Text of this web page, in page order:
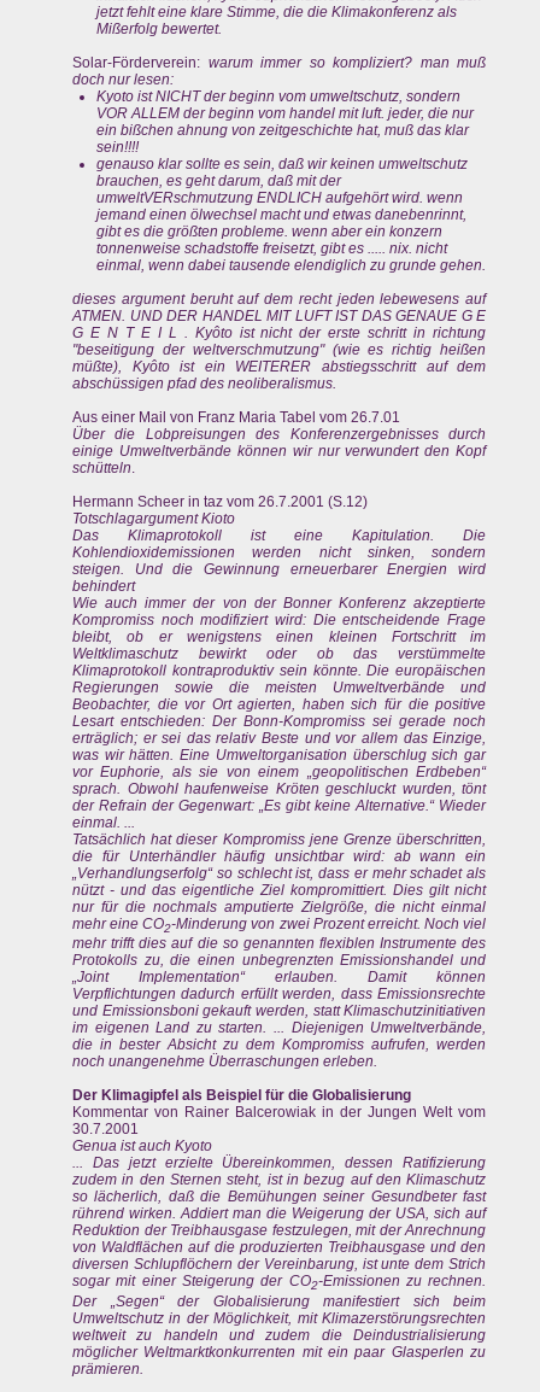
jetzt fehlt eine klare Stimme, die die Klimakonferenz als
Mißerfolg bewertet.
Solar-Förderverein: warum immer so kompliziert? man muß
doch nur lesen:
Kyoto ist NICHT der beginn vom umweltschutz, sondern
VOR ALLEM der beginn vom handel mit luft. jeder, die nur
ein bißchen ahnung von zeitgeschichte hat, muß das klar
sein!!!!
genauso klar sollte es sein, daß wir keinen umweltschutz
brauchen, es geht darum, daß mit der
umweltVERschmutzung ENDLICH aufgehört wird. wenn
jemand einen ölwechsel macht und etwas danebenrinnt,
gibt es die größten probleme. wenn aber ein konzern
tonnenweise schadstoffe freisetzt, gibt es ..... nix. nicht
einmal, wenn dabei tausende elendiglich zu grunde gehen.
dieses argument beruht auf dem recht jeden lebewesens auf
ATMEN. UND DER HANDEL MIT LUFT IST DAS GENAUE G E
G E N T E I L . Kyôto ist nicht der erste schritt in richtung
"beseitigung der weltverschmutzung" (wie es richtig heißen
müßte), Kyôto ist ein WEITERER abstiegsschritt auf dem
abschüssigen pfad des neoliberalismus.
Aus einer Mail von Franz Maria Tabel vom 26.7.01
Über die Lobpreisungen des Konferenzergebnisses durch
einige Umweltverbände können wir nur verwundert den Kopf
schütteln.
Hermann Scheer in taz vom 26.7.2001 (S.12)
Totschlagargument Kioto
Das Klimaprotokoll ist eine Kapitulation. Die
Kohlendioxidemissionen werden nicht sinken, sondern
steigen. Und die Gewinnung erneuerbarer Energien wird
behindert
Wie auch immer der von der Bonner Konferenz akzeptierte
Kompromiss noch modifiziert wird: Die entscheidende Frage
bleibt, ob er wenigstens einen kleinen Fortschritt im
Weltklimaschutz bewirkt oder ob das verstümmelte
Klimaprotokoll kontraproduktiv sein könnte. Die europäischen
Regierungen sowie die meisten Umweltverbände und
Beobachter, die vor Ort agierten, haben sich für die positive
Lesart entschieden: Der Bonn-Kompromiss sei gerade noch
erträglich; er sei das relativ Beste und vor allem das Einzige,
was wir hätten. Eine Umweltorganisation überschlug sich gar
vor Euphorie, als sie von einem „geopolitischen Erdbeben“
sprach. Obwohl haufenweise Kröten geschluckt wurden, tönt
der Refrain der Gegenwart: „Es gibt keine Alternative.“ Wieder
einmal. ...
Tatsächlich hat dieser Kompromiss jene Grenze überschritten,
die für Unterhändler häufig unsichtbar wird: ab wann ein
„Verhandlungserfolg“ so schlecht ist, dass er mehr schadet als
nützt - und das eigentliche Ziel kompromittiert. Dies gilt nicht
nur für die nochmals amputierte Zielgröße, die nicht einmal
mehr eine CO2-Minderung von zwei Prozent erreicht. Noch viel
mehr trifft dies auf die so genannten flexiblen Instrumente des
Protokolls zu, die einen unbegrenzten Emissionshandel und
„Joint Implementation“ erlauben. Damit können
Verpflichtungen dadurch erfüllt werden, dass Emissionsrechte
und Emissionsboni gekauft werden, statt Klimaschutzinitiativen
im eigenen Land zu starten. ... Diejenigen Umweltverbände,
die in bester Absicht zu dem Kompromiss aufrufen, werden
noch unangenehme Überraschungen erleben.
Der Klimagipfel als Beispiel für die Globalisierung
Kommentar von Rainer Balcerowiak in der Jungen Welt vom
30.7.2001
Genua ist auch Kyoto
... Das jetzt erzielte Übereinkommen, dessen Ratifizierung
zudem in den Sternen steht, ist in bezug auf den Klimaschutz
so lächerlich, daß die Bemühungen seiner Gesundbeter fast
rührend wirken. Addiert man die Weigerung der USA, sich auf
Reduktion der Treibhausgase festzulegen, mit der Anrechnung
von Waldflächen auf die produzierten Treibhausgase und den
diversen Schlupflöchern der Vereinbarung, ist unte dem Strich
sogar mit einer Steigerung der CO2-Emissionen zu rechnen.
Der „Segen“ der Globalisierung manifestiert sich beim
Umweltschutz in der Möglichkeit, mit Klimazerstörungsrechten
weltweit zu handeln und zudem die Deindustrialisierung
möglicher Weltmarktkonkurrenten mit ein paar Glasperlen zu
prämieren.